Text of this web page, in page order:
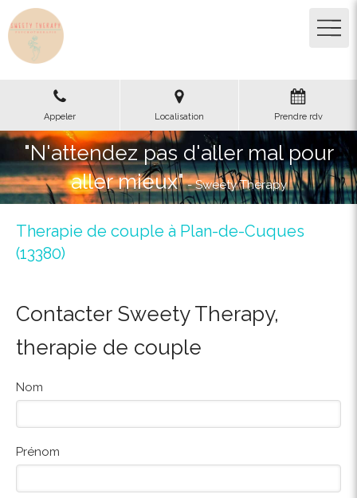
Appeler Localisation Prendre rdv
"N'attendez pas d'aller mal pour
aller mieux"- Sweety Therapy
Therapie de couple à Plan-de-Cuques
(13380)
Contacter Sweety Therapy,
therapie de couple
Nom
Prénom